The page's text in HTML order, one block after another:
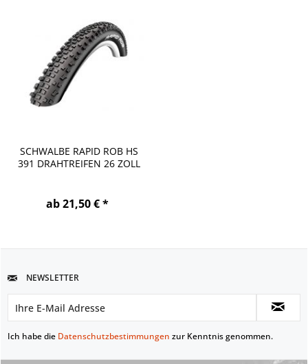
SCHWALBE RAPID ROB HS
391 DRAHTREIFEN 26 ZOLL
ab 21,50 € *
NEWSLETTER
Ich habe die Datenschutzbestimmungen zur Kenntnis genommen.